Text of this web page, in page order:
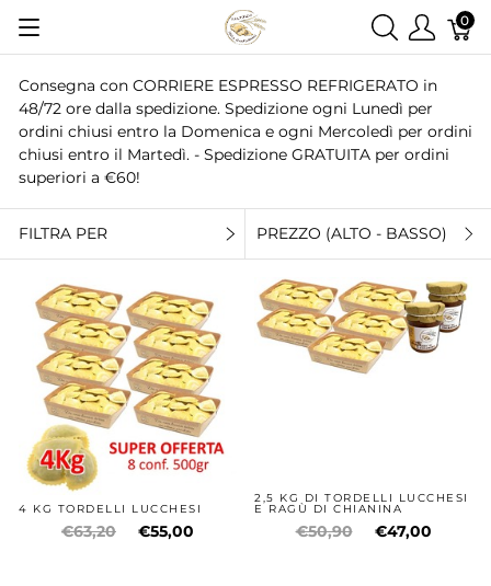
0
Consegna con CORRIERE ESPRESSO REFRIGERATO in
48/72 ore dalla spedizione. Spedizione ogni Lunedì per
ordini chiusi entro la Domenica e ogni Mercoledì per ordini
chiusi entro il Martedì. - Spedizione GRATUITA per ordini
superiori a €60!
FILTRA PER PREZZO (ALTO - BASSO)
4 KG TORDELLI LUCCHESI
€63,20 €55,00
2,5 KG DI TORDELLI LUCCHESI
E RAGÙ DI CHIANINA
€50,90 €47,00